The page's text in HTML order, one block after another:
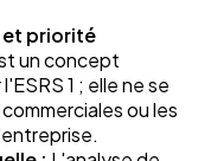
priorité
un concept
1 ; elle ne se
ou les